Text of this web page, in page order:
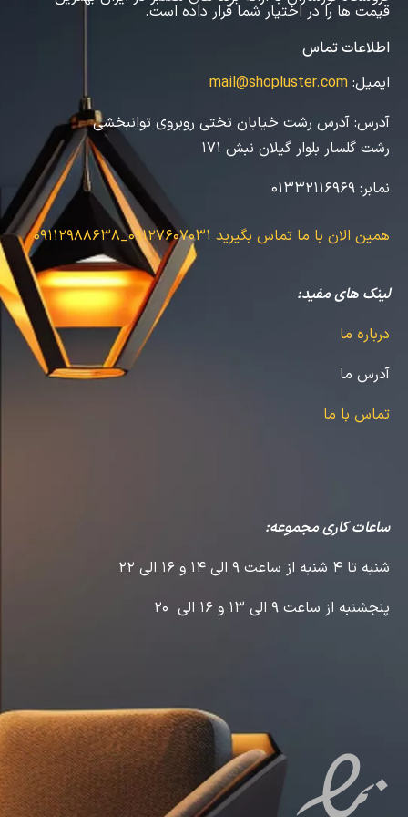
قیمت ها را در اختیار شما قرار داده است.
اطلاعات تماس
ایمیل: mail@shopluster.com
آدرس: آدرس رشت خیابان تختی روبروی توانبخشی
رشت گلسار بلوار گیلان نبش 171
نمابر:
همین الان با ما تماس بگیرید 09127607031_09112988638
لینک های مفید:
درباره ما
آدرس ما
تماس با ما
ساعات کاری مجموعه:
شنبه تا 4 شنبه از ساعت 9 الی 14 و 16 الی 22
پنجشنبه از ساعت 9 الی 13 و 16 الی 20